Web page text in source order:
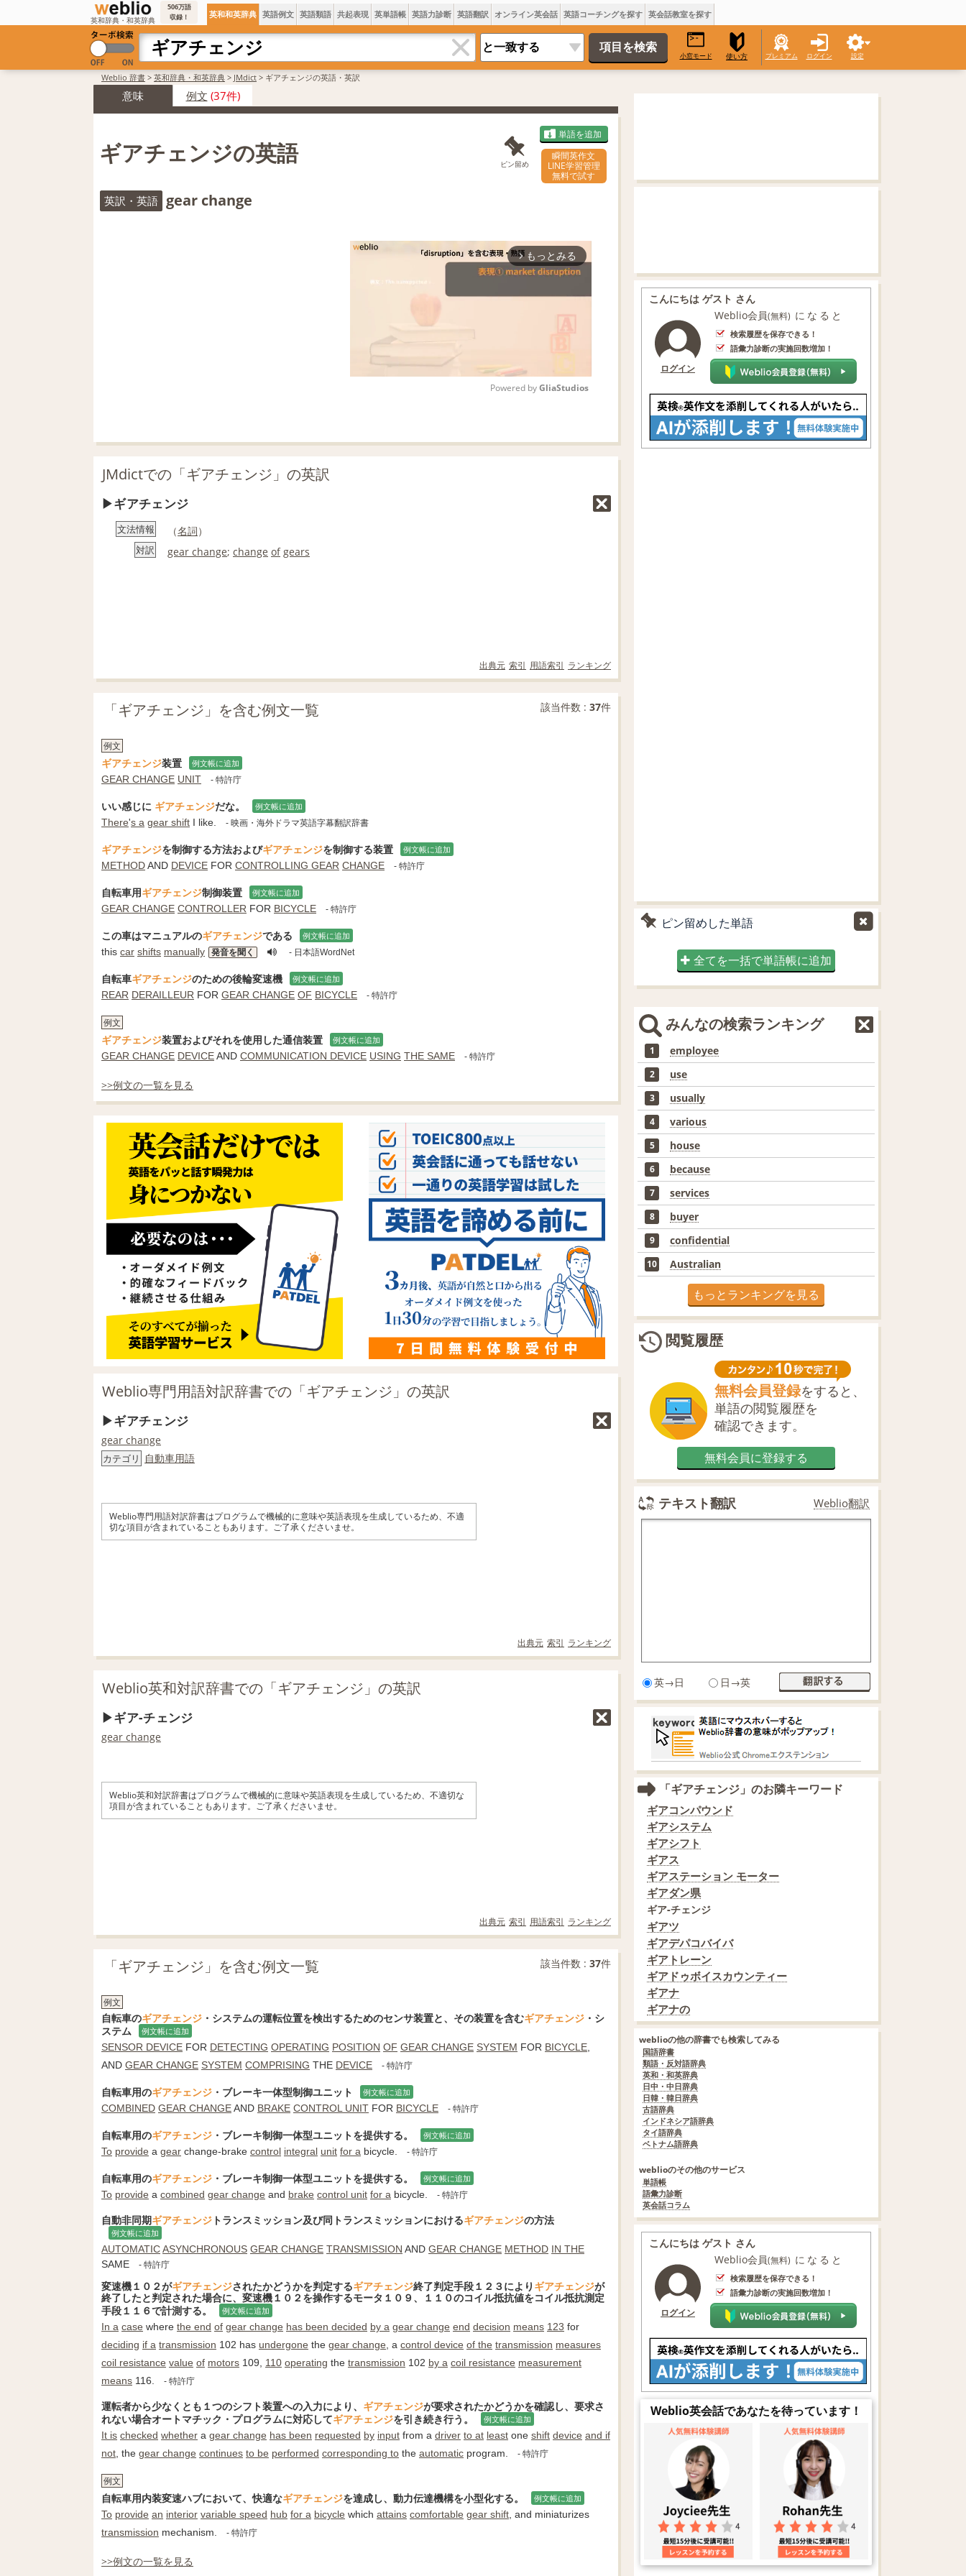
英和辞典・和英辞典
506万語
収録！
英和和英辞典 英語例文 英語類語 共起表現 英単語帳 英語力診断 英語翻訳 オンライン英会話 英語コーチングを探す 英会話教室を探す
小窓モード 使い方 プレミアム ログイン 設定
Weblio 辞書 > 英和辞典・和英辞典 > JMdict > ギアチェンジの英語・英訳
意味 例文 (37件)
ギアチェンジの英語 ピン留め
単語を追加
瞬間英作文
LINE学習管理
無料で試す
英訳・英語 gear change
arrow_forward_ios もっとみる
Powered by GliaStudios
JMdictでの「ギアチェンジ」の英訳
ギアチェンジ
文法情報 （名詞）
対訳 gear change; change of gears
出典元 索引 用語索引 ランキング
「ギアチェンジ」を含む例文一覧 該当件数 : 37件
例文
ギアチェンジ装置 例文帳に追加
GEAR CHANGE UNIT - 特許庁
いい感じに ギアチェンジだな。 例文帳に追加
There's a gear shift I like. - 映画・海外ドラマ英語字幕翻訳辞書
ギアチェンジを制御する方法およびギアチェンジを制御する装置 例文帳に追加
METHODAND DEVICE FOR CONTROLLING GEAR CHANGE - 特許庁
自転車用ギアチェンジ制御装置 例文帳に追加
GEAR CHANGE CONTROLLER FOR BICYCLE - 特許庁
この車はマニュアルのギアチェンジである 例文帳に追加
this car shifts manually 発音を聞く - 日本語WordNet
自転車ギアチェンジのための後輪変速機 例文帳に追加
REAR DERAILLEUR FOR GEAR CHANGE OF BICYCLE - 特許庁
例文
ギアチェンジ装置およびそれを使用した通信装置 例文帳に追加
GEAR CHANGE DEVICEAND COMMUNICATION DEVICE USING THE SAME - 特許庁
>>例文の一覧を見る
Weblio専門用語対訳辞書での「ギアチェンジ」の英訳
ギアチェンジ
gear change
カテゴリ 自動車用語
Weblio専門用語対訳辞書はプログラムで機械的に意味や英語表現を生成しているため、不適
切な項目が含まれていることもあります。ご了承くださいませ。
出典元 索引 ランキング
Weblio英和対訳辞書での「ギアチェンジ」の英訳
ギア‐チェンジ
gear change
Weblio英和対訳辞書はプログラムで機械的に意味や英語表現を生成しているため、不適切な
項目が含まれていることもあります。ご了承くださいませ。
出典元 索引 用語索引 ランキング
「ギアチェンジ」を含む例文一覧 該当件数 : 37件
例文
自転車のギアチェンジ ・システムの運転位置を検出するためのセンサ装置と、その装置を含むギアチェンジ ・シ
ステム
例文帳に追加
SENSOR DEVICE FOR DETECTING OPERATING POSITION OF GEAR CHANGE SYSTEM FOR BICYCLE
AND GEAR CHANGE SYSTEM COMPRISING THE DEVICE - 特許庁
自転車用のギアチェンジ ・ブレーキ一体型制御ユニット 例文帳に追加
COMBINED GEAR CHANGEAND BRAKE CONTROL UNIT FOR BICYCLE - 特許庁
自転車用のギアチェンジ ・ブレーキ制御一体型ユニットを提供する。 例文帳に追加
To provide a gear change-brake control integral unit for a bicycle. - 特許庁
自転車用のギアチェンジ ・ブレーキ制御一体型ユニットを提供する。 例文帳に追加
To provide a combined gear change and brake control unit for a bicycle. - 特許庁
自動非同期ギアチェンジ トランスミッション及び同トランスミッションにおけるギアチェンジの方法
例文帳に追加
AUTOMATICASYNCHRONOUS GEAR CHANGE TRANSMISSION AND GEAR CHANGE METHOD IN THE
SAME
- 特許庁
変速機１０２がギアチェンジされたかどうかを判定するギアチェンジ終了判定手段１２３により ギアチェンジが
終了したと判定された場合に、変速機１０２を操作するモータ１０９、１１０のコイル抵抗値をコイル抵抗測定
手段１１６で計測する。
例文帳に追加
In a case where the end of gear change has been decided by a gear change end decision means 123 for
deciding if a transmission 102 has undergone the gear change , a control device of the transmission measures
coil resistance value of motors 109, 110 operating the transmission 102 by a coil resistance measurement
means 116. - 特許庁
運転者から少なくとも１つのシフト装置への入力により、 ギアチェンジが要求されたかどうかを確認し、要求さ
れない場合オートマチック・プログラムに対応してギアチェンジを引き続き行う。 例文帳に追加
It is checked whether a gear change has been requested by input from a driver to at least one shift device and if
not , the gear change continues to be performed corresponding to the automatic program. - 特許庁
例文
自転車用内装変速ハブにおいて、快適なギアチェンジを達成し、動力伝達機構を小型化する。 例文帳に追加
To provide an interior variable speed hub for a bicycle which attains comfortable gear shift , and miniaturizes
transmission mechanism. - 特許庁
>>例文の一覧を見る
こんにちは ゲスト さん
ログイン
Weblio会員(無料) になると
検索履歴を保存できる！
語彙力診断の実施回数増加！
ピン留めした単語
全てを一括で単語帳に追加
みんなの検索ランキング
1 employee
2 use
3 usually
4 various
5 house
6 because
7 services
8 buyer
9 confidential
10 Australian
もっとランキングを見る
閲覧履歴
無料会員登録をすると、
単語の閲覧履歴を
確認できます。
無料会員に登録する
テキスト翻訳 Weblio翻訳
英→日 日→英
「ギアチェンジ」のお隣キーワード
ギアコンパウンド
ギアシステム
ギアシフト
ギアス
ギアステーション モーター
ギアダン県
ギア‐チェンジ
ギアツ
ギアデパコバイバ
ギアトレーン
ギアドゥボイスカウンティー
ギアナ
ギアナの
weblioの他の辞書でも検索してみる
国語辞書
類語・反対語辞典
英和・和英辞典
日中・中日辞典
日韓・韓日辞典
古語辞典
インドネシア語辞典
タイ語辞典
ベトナム語辞典
weblioのその他のサービス
単語帳
語彙力診断
英会話コラム
こんにちは ゲスト さん
ログイン
Weblio会員(無料) になると
検索履歴を保存できる！
語彙力診断の実施回数増加！
Weblio英会話であなたを待っています！